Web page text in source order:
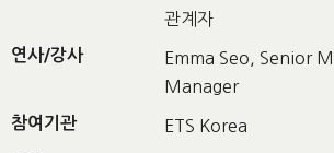
관계자
연사/강사
Emma Seo, Senior
Manager
참여기관 ETS Korea